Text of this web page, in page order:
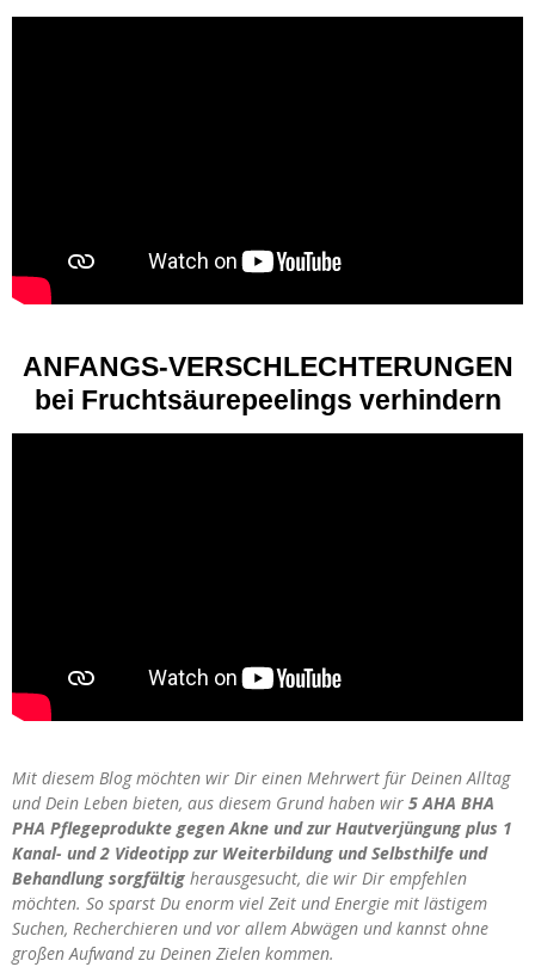
ANFANGS-VERSCHLECHTERUNGEN
bei Fruchtsäurepeelings verhindern
Mit diesem Blog möchten wir Dir einen Mehrwert für Deinen Alltag
und Dein Leben bieten, aus diesem Grund haben wir 5 AHA BHA
PHA Pflegeprodukte gegen Akne und zur Hautverjüngung plus 1
Kanal- und 2 Videotipp zur Weiterbildung und Selbsthilfe und
Behandlung sorgfältig herausgesucht, die wir Dir empfehlen
möchten. So sparst Du enorm viel Zeit und Energie mit lästigem
Suchen, Recherchieren und vor allem Abwägen und kannst ohne
großen Aufwand zu Deinen Zielen kommen.